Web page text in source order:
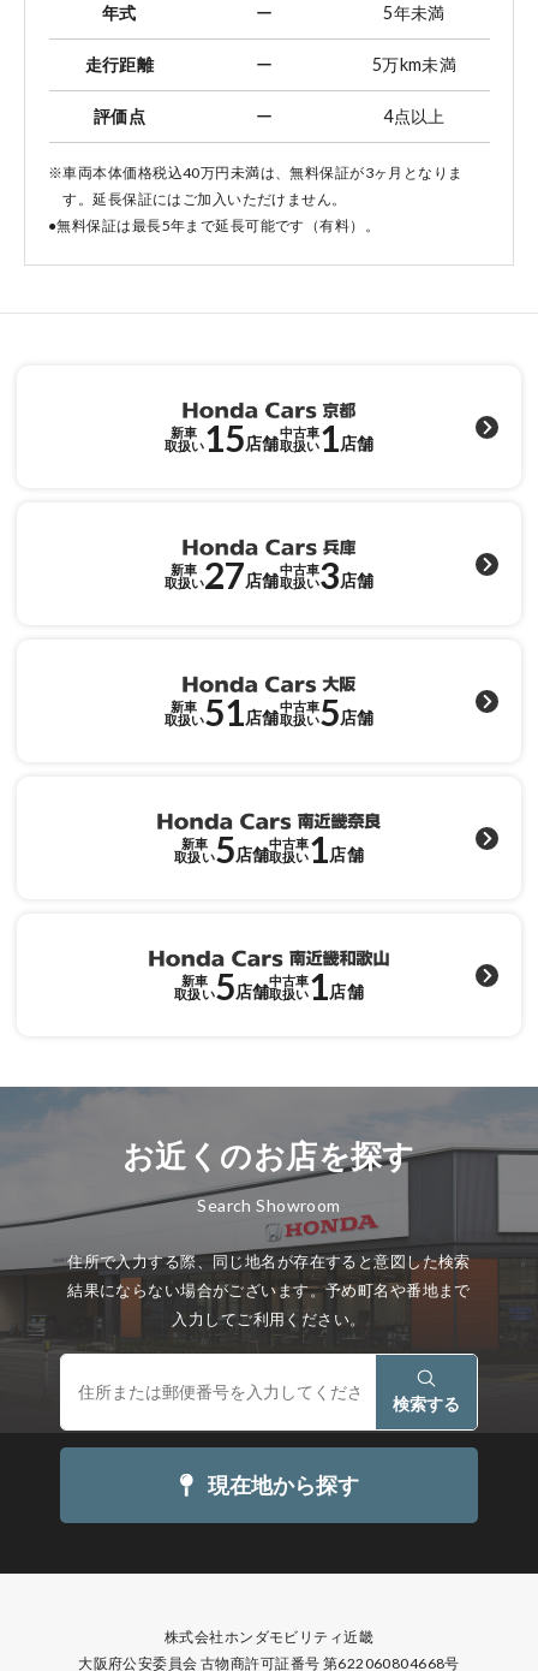
年式 ー 5年未満
走行距離 ー 5万km未満
評価点 ー 4点以上
※車両本体価格税込40万円未満は、無料保証が3ヶ月となりま
す。延長保証にはご加入いただけません。
●無料保証は最長5年まで延長可能です（有料）。
新車
取扱い15店舗
中古車
取扱い1店舗
新車
取扱い27店舗
中古車
取扱い3店舗
新車
取扱い51店舗
中古車
取扱い5店舗
新車
取扱い5店舗
中古車
取扱い1店舗
新車
取扱い5店舗
中古車
取扱い1店舗
お近くのお店を探す
Search Showroom
住所で入力する際、同じ地名が存在すると意図した検索
結果にならない場合がございます。予め町名や番地まで
入力してご利用ください。
検索する
現在地から探す
株式会社ホンダモビリティ近畿
大阪府公安委員会 古物商許可証番号 第622060804668号